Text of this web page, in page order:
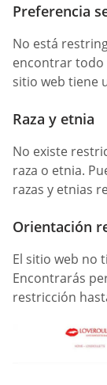
Preferencia
No está
encontrar todo
sitio web tiene
Raza y etnia
No existe
raza o etnia.
razas y etnias
Orientación
El sitio web no
Encontrarás
restricción